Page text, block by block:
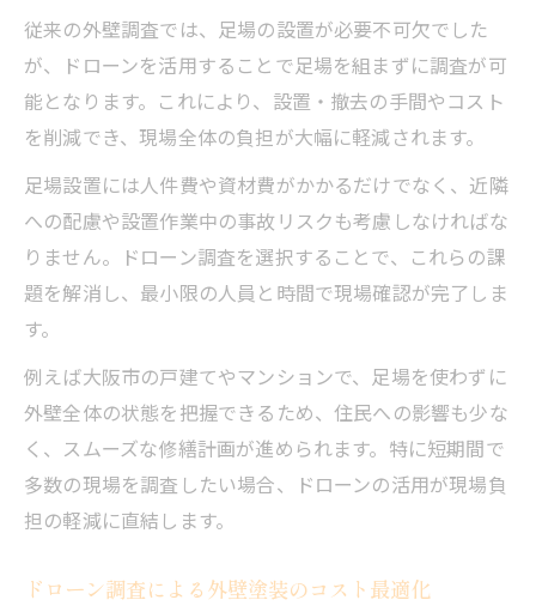
従来の外壁調査では、足場の設置が必要不可欠でした
が、ドローンを活用することで足場を組まずに調査が可
能となります。これにより、設置・撤去の手間やコスト
を削減でき、現場全体の負担が大幅に軽減されます。
足場設置には人件費や資材費がかかるだけでなく、近隣
への配慮や設置作業中の事故リスクも考慮しなければな
りません。ドローン調査を選択することで、これらの課
題を解消し、最小限の人員と時間で現場確認が完了しま
す。
例えば大阪市の戸建てやマンションで、足場を使わずに
外壁全体の状態を把握できるため、住民への影響も少な
く、スムーズな修繕計画が進められます。特に短期間で
多数の現場を調査したい場合、ドローンの活用が現場負
担の軽減に直結します。
ドローン調査による外壁塗装のコスト最適化